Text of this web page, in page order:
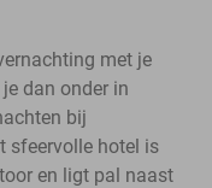
met je
dan onder in
bij
sfeervolle hotel is
en ligt pal naast